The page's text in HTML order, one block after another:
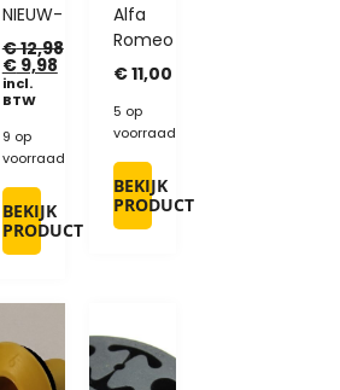
NIEUW-
€12,98
€9,98
incl.
BTW
9 op
voorraad
BEKIJK
PRODUCT
Alfa
Romeo
€11,00
5 op
voorraad
BEKIJK
PRODUCT